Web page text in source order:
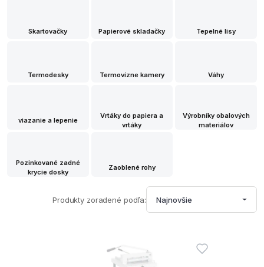
Skartovačky Papierové skladačky Tepelné lisy
Termodesky Termovízne kamery Váhy
viazanie a lepenie
Vrtáky do papiera a
vrtáky
Výrobníky obalových
materiálov
Pozinkované zadné
krycie dosky
Zaoblené rohy
Produkty zoradené podľa: Najnovšie